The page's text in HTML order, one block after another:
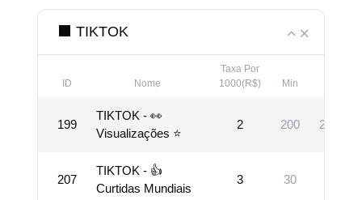
⬛ TIKTOK
ID Nome
Taxa Por
1000(R$)
Min
199
TIKTOK - 👀
Visualizações ⭐
2 200
207
TIKTOK - 👍
Curtidas Mundiais
3 30